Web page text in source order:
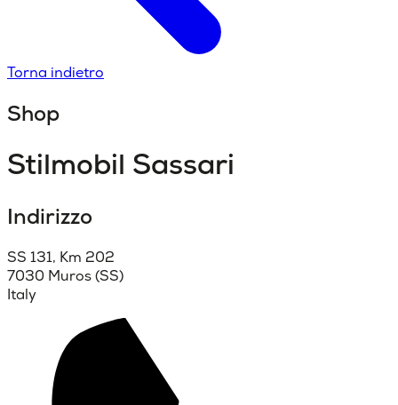
Torna indietro
Shop
Stilmobil Sassari
Indirizzo
SS 131, Km 202
7030 Muros (SS)
Italy